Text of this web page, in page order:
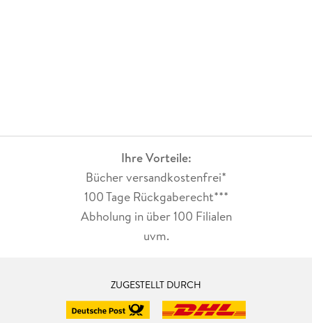
Ihre Vorteile:
Bücher versandkostenfrei*
100 Tage Rückgaberecht***
Abholung in über 100 Filialen
uvm.
ZUGESTELLT DURCH